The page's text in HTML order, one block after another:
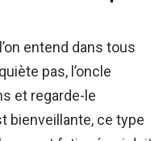
entend dans tous
pas, l’oncle
et regarde-le
bienveillante, ce type